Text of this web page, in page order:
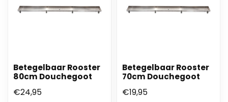
Betegelbaar Rooster
80cm Douchegoot
€24,95
Betegelbaar Rooster
70cm Douchegoot
€19,95